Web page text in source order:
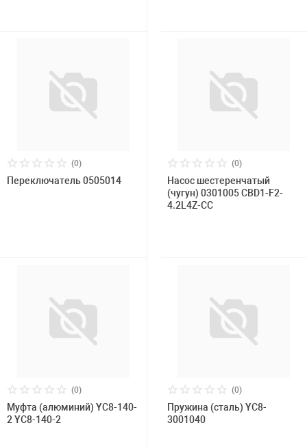
(0)
Переключатель 0505014
(0)
Насос шестеренчатый
(чугун) 0301005 CBD1-F2-
4.2L4Z-CC
(0)
Муфта (алюминий) YC8-140-
2 YC8-140-2
(0)
Пружина (сталь) YC8-
3001040